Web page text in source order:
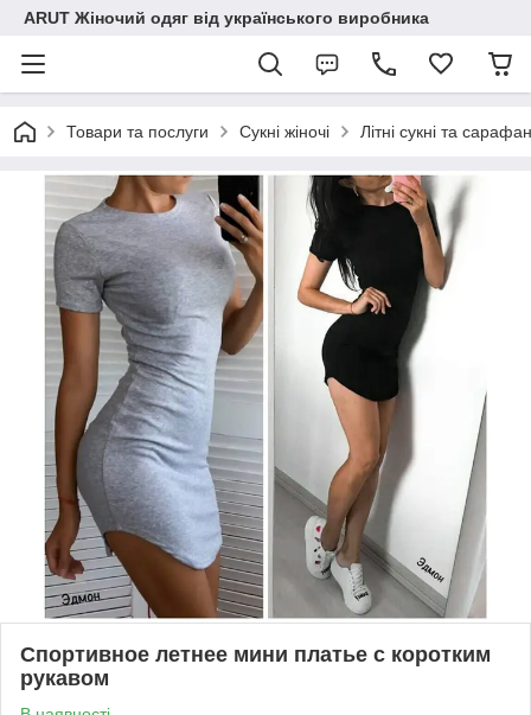
ARUT Жіночий одяг від українського виробника
Товари та послуги Сукні жіночі Літні сукні та
Спортивное летнее мини платье с коротким
рукавом